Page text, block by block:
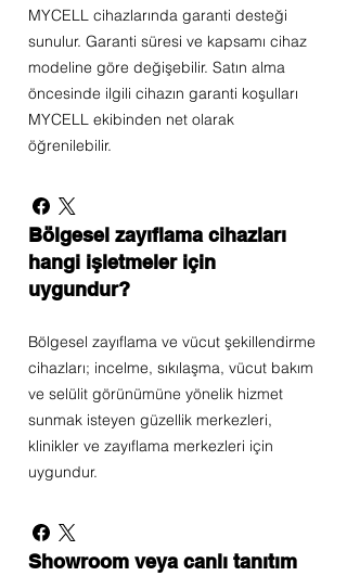
MYCELL cihazlarında garanti desteği
sunulur. Garanti süresi ve kapsamı cihaz
modeline göre değişebilir. Satın alma
öncesinde ilgili cihazın garanti koşulları
MYCELL ekibinden net olarak
öğrenilebilir.
Bölgesel zayıflama cihazları
hangi işletmeler için
uygundur?
Bölgesel zayıflama ve vücut şekillendirme
cihazları; incelme, sıkılaşma, vücut bakım
ve selülit görünümüne yönelik hizmet
sunmak isteyen güzellik merkezleri,
klinikler ve zayıflama merkezleri için
uygundur.
Showroom veya canlı tanıtım